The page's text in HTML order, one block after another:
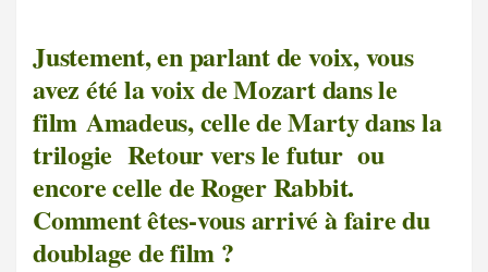
Justement, en parlant de voix, vous
avez été la voix de Mozart dans le
film Amadeus, celle de Marty dans la
trilogie Retour vers le futur ou
encore celle de Roger Rabbit.
Comment êtes-vous arrivé à faire du
doublage de film ?